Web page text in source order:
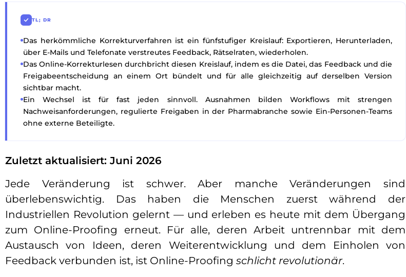
TL; DR
Das herkömmliche Korrekturverfahren ist ein fünfstufiger Kreislauf: Exportieren, Herunterladen,
über E-Mails und Telefonate verstreutes Feedback, Rätselraten, wiederholen.
Das Online-Korrekturlesen durchbricht diesen Kreislauf, indem es die Datei, das Feedback und die
Freigabeentscheidung an einem Ort bündelt und für alle gleichzeitig auf derselben Version
sichtbar macht.
Ein Wechsel ist für fast jeden sinnvoll. Ausnahmen bilden Workflows mit strengen
Nachweisanforderungen, regulierte Freigaben in der Pharmabranche sowie Ein-Personen-Teams
ohne externe Beteiligte.
Zuletzt aktualisiert: Juni 2026
Jede Veränderung ist schwer. Aber manche Veränderungen sind
überlebenswichtig. Das haben die Menschen zuerst während der
Industriellen Revolution gelernt — und erleben es heute mit dem Übergang
zum Online-Proofing erneut. Für alle, deren Arbeit untrennbar mit dem
Austausch von Ideen, deren Weiterentwicklung und dem Einholen von
Feedback verbunden ist, ist Online-Proofing schlicht revolutionär.